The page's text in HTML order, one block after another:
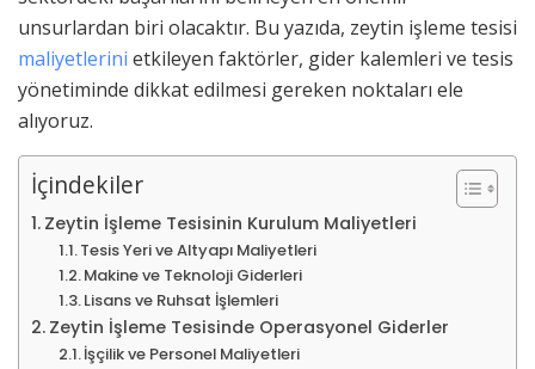
unsurlardan biri olacaktır. Bu yazıda, zeytin işleme tesisi
maliyetlerini etkileyen faktörler, gider kalemleri ve tesis
yönetiminde dikkat edilmesi gereken noktaları ele
alıyoruz.
İçindekiler
Zeytin İşleme Tesisinin Kurulum Maliyetleri
Tesis Yeri ve Altyapı Maliyetleri
Makine ve Teknoloji Giderleri
Lisans ve Ruhsat İşlemleri
Zeytin İşleme Tesisinde Operasyonel Giderler
İşçilik ve Personel Maliyetleri